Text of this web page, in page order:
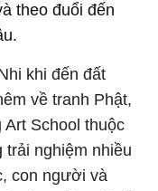
theo đuổi đến
khi đến đất
về tranh Phật,
Art School thuộc
trải nghiệm nhiều
con người và